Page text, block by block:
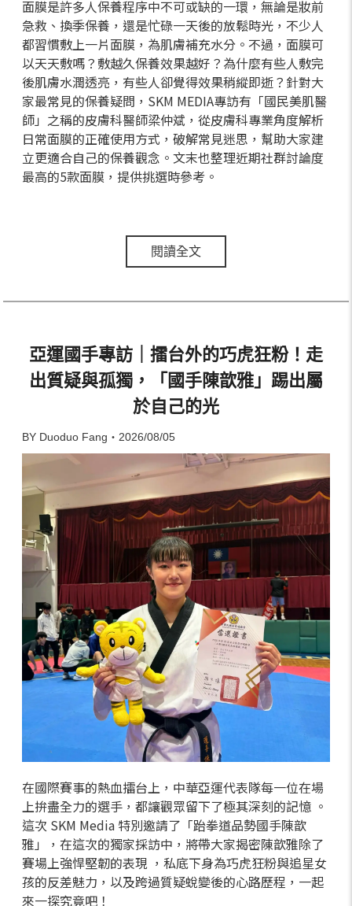
面膜是許多人保養程序中不可或缺的一環，無論是妝前
急救、換季保養，還是忙碌一天後的放鬆時光，不少人
都習慣敷上一片面膜，為肌膚補充水分。不過，面膜可
以天天敷嗎？敷越久保養效果越好？為什麼有些人敷完
後肌膚水潤透亮，有些人卻覺得效果稍縱即逝？針對大
家最常見的保養疑問，SKM MEDIA專訪有「國民美肌醫
師」之稱的皮膚科醫師梁仲斌，從皮膚科專業角度解析
日常面膜的正確使用方式，破解常見迷思，幫助大家建
立更適合自己的保養觀念。文末也整理近期社群討論度
最高的5款面膜，提供挑選時參考。
閱讀全文
亞運國手專訪｜擂台外的巧虎狂粉！走
出質疑與孤獨，「國手陳歆雅」踢出屬
於自己的光
BY Duoduo Fang・2026/08/05
在國際賽事的熱血擂台上，中華亞運代表隊每一位在場
上拚盡全力的選手，都讓觀眾留下了極其深刻的記憶 。
這次 SKM Media 特別邀請了「跆拳道品勢國手陳歆
雅」，在這次的獨家採訪中，將帶大家揭密陳歆雅除了
賽場上強悍堅韌的表現 ，私底下身為巧虎狂粉與追星女
孩的反差魅力，以及跨過質疑蛻變後的心路歷程，一起
來一探究竟吧！